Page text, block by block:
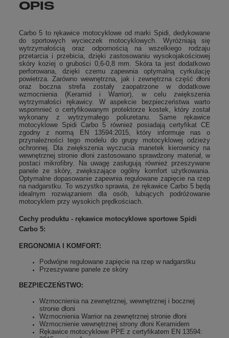
OPIS
Carbo 5 to rękawice motocyklowe od marki Spidi, dedykowane
do sportowych wycieczek motocyklowych. Wyróżniają się
wytrzymałością oraz odpornością na wszelkiego rodzaju
przetarcia i przebicia, dzięki zastosowaniu wysokojakościowej
skóry koziej o grubości 0,6-0,8 mm. Skóra ta jest dodatkowo
perforowana, dzięki czemu zapewnia optymalną cyrkulację
powietrza. Zarówno wewnętrzna, jak i zewnętrzna część dłoni
oraz boczna strefa zostały zaopatrzone w dodatkowe
wzmocnienia (Keramid i Warrior), w celu zwiększenia
wytrzymałości rękawicy. W aspekcie bezpieczeństwa warto
wspomnieć o certyfikowanym protektorze kostek, który został
wykonany z wytrzymałego poliuretanu. Same rękawice
motocyklowe Spidi Carbo 5 również posiadają certyfikat CE
zgodny z normą EN 13594:2015, który informuje nas o
przynależności tego modelu do grupy motocyklowej odzieży
ochronnej. Dla zwiększenia wyczucia manetek kierownicy na
wewnętrznej stronie dłoni zastosowano sprawdzony materiał, w
postaci mikrofibry. Na uwagę zasługują również przeszywane
panele ze skóry, zwiększające ogólny komfort użytkowania.
Optymalne dopasowanie zapewnia regulowane zapięcie na rzep
na nadgarstku. To wszystko sprawia, że rękawice Carbo 5 będą
idealnym rozwiązaniem dla osób, lubiących podróżowanie
motocyklem przy wysokich prędkościach.
Cechy produktu - rękawice motocyklowe sportowe Spidi
Carbo 5:
ERGONOMIA I KOMFORT:
Podwójne regulowane zapięcie na rzep w nadgarstku
Przeszywane panele ze skóry
BEZPIECZEŃSTWO:
Wzmocnienia na zewnętrznej, wewnętrznej i bocznej
stronie dłoni
Wzmocnienia Warrior na zewnętrznej stronie dłoni
Wzmocnienie wewnętrznej strony dłoni Keramidem
Rękawice motocyklowe PPE z certyfikatem EN 13594: